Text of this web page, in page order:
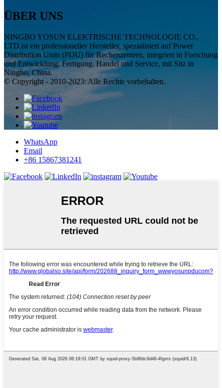
ÜBER UNS
NINGBO YOSUN ELEKTRISCHE TECHNOLOGIE CO.,
LTD.ist ein professioneller Hersteller, spezialisiert auf Power
Distribution Units (PDU) für Rechenzentren, integriert in Forschung
und Entwicklung, Fertigung, Handel und Service, mit Sitz in
Ningbo, China.
© Copyright - 2010-2023: Alle Rechte vorbehalten.
WhatsApp
Email
+86 15867381241